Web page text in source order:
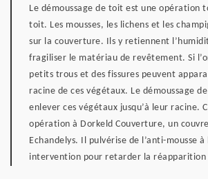
Le démoussage de toit est une opération
toit. Les mousses, les lichens et les
sur la couverture. Ils y retiennent
fragiliser le matériau de revêtement. Si
petits trous et des fissures peuvent
racine de ces végétaux. Le démoussage
enlever ces végétaux jusqu’à leur racine.
opération à Dorkeld Couverture, un
Echandelys. Il pulvérise de l’anti-mousse à
intervention pour retarder la réapparition